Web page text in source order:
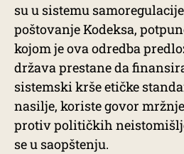
su u sistemu
poštovanje Kodeksa,
kojom je ova odredba
država prestane da
sistemski krše etičke
nasilje, koriste govor
protiv političkih
se u saopštenju.